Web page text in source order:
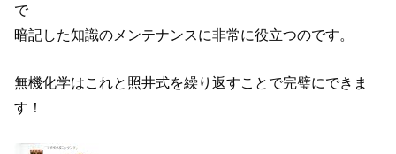
で
暗記した知識のメンテナンスに非常に役立つのです。
無機化学はこれと照井式を繰り返すことで完璧にできま
す！